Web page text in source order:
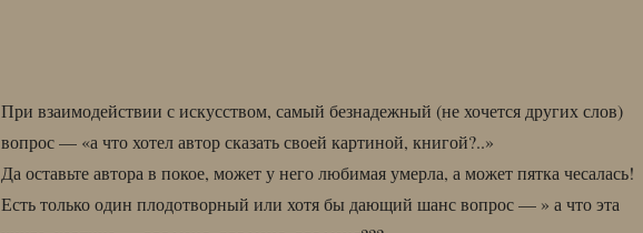
При взаимодействии с искусством, самый безнадежный (не хочется других слов)
вопрос — «а что хотел автор сказать своей картиной, книгой?..»
Да оставьте автора в покое, может у него любимая умерла, а может пятка чесалась!
Есть только один плодотворный или хотя бы дающий шанс вопрос — » а что эта